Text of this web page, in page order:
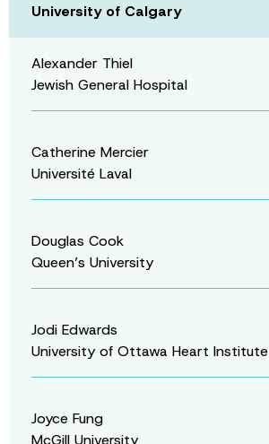
University of Calgary
Alexander Thiel
Jewish General Hospital
Catherine Mercier
Université Laval
Douglas Cook
Queen’s University
Jodi Edwards
University of Ottawa Heart Institute
Joyce Fung
McGill University